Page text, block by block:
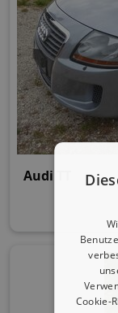
Audi TT
Cookie-